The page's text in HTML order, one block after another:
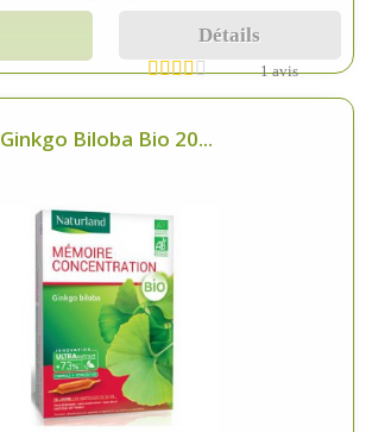
Détails
1 avis
Ginkgo Biloba Bio 20...